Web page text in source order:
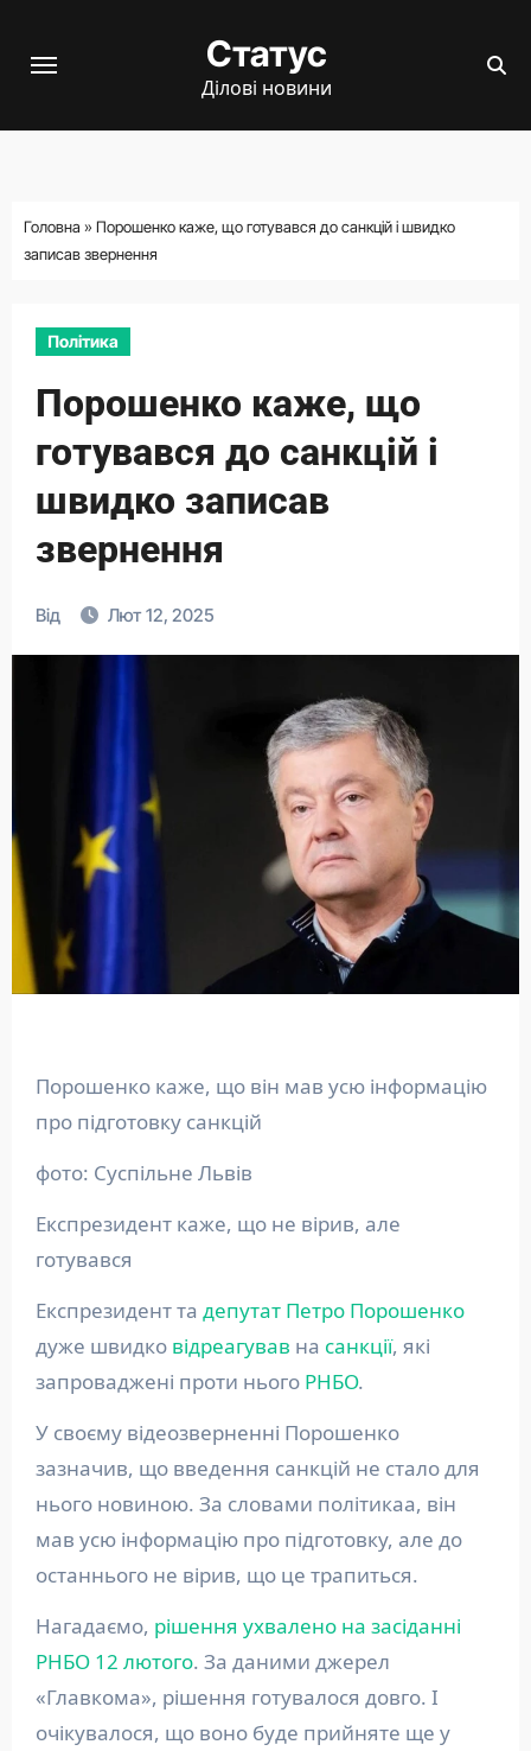
Статус
Ділові новини
Головна » Порошенко каже, що готувався до санкцій і швидко
записав звернення
Політика
Порошенко каже, що
готувався до санкцій і
швидко записав
звернення
Від Лют 12, 2025
Порошенко каже, що він мав усю інформацію
про підготовку санкцій
фото: Суспільне Львів
Експрезидент каже, що не вірив, але
готувався
Експрезидент та депутат Петро Порошенко
дуже швидко відреагував на санкції, які
запроваджені проти нього РНБО.
У своєму відеозверненні Порошенко
зазначив, що введення санкцій не стало для
нього новиною. За словами політикаа, він
мав усю інформацію про підготовку, але до
останнього не вірив, що це трапиться.
Нагадаємо, рішення ухвалено на засіданні
РНБО 12 лютого. За даними джерел
«Главкома», рішення готувалося довго. І
очікувалося, що воно буде прийняте ще у